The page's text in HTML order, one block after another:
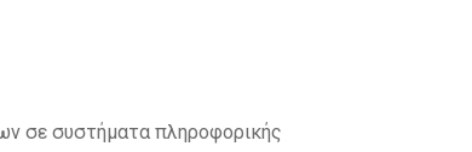
σε συστήματα πληροφορικής